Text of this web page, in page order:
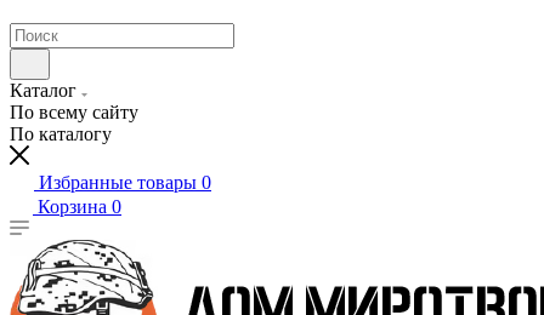
Каталог
По всему сайту
По каталогу
Избранные товары 0
Корзина 0